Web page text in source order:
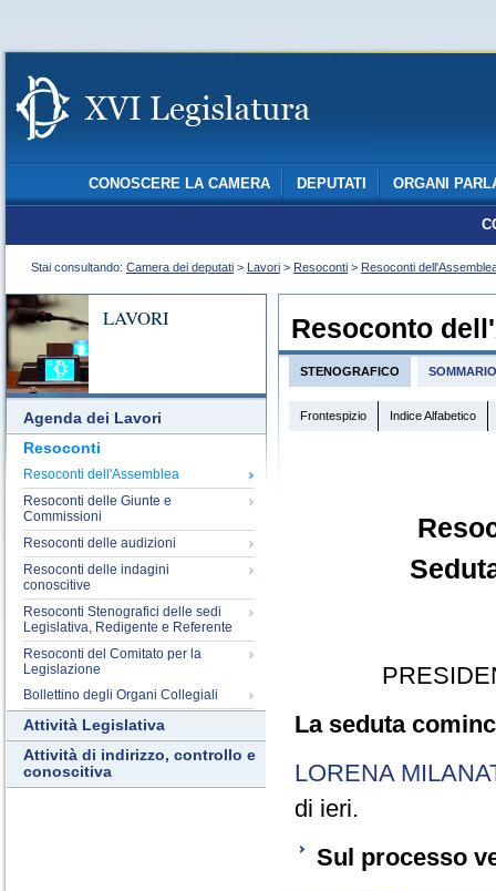
CONOSCERE LA CAMERA DEPUTATI ORGANI
Stai consultando: Camera dei deputati > Lavori > Resoconti > Resoconti
LAVORI
Agenda dei Lavori
Resoconti
Resoconti dell'Assemblea
Resoconti delle Giunte e
Commissioni
Resoconti delle audizioni
Resoconti delle indagini
conoscitive
Resoconti Stenografici delle sedi
Legislativa, Redigente e Referente
Resoconti del Comitato per la
Legislazione
Bollettino degli Organi Collegiali
Attività Legislativa
Attività di indirizzo, controllo e
conoscitiva
Resoconto
STENOGRAFICO SOMMARIO
Frontespizio Indice Alfabetico
La seduta
LORENA
di ieri.
Sul processo